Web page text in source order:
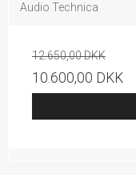
Audio Technica
12.650,00 DKK
10.600,00 DKK